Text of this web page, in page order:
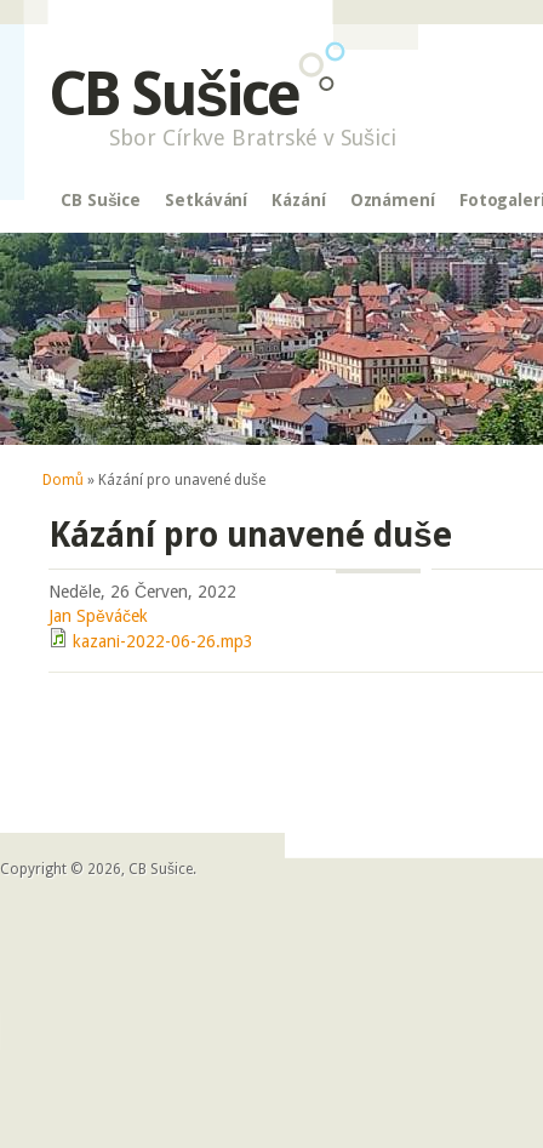
CB Sušice
Sbor Církve Bratrské v Sušici
CB Sušice Setkávání Kázání Oznámení
Jste zde
Domů » Kázání pro unavené duše
Kázání pro unavené duše
Neděle, 26 Červen, 2022
Jan Spěváček
kazani-2022-06-26.mp3
Copyright © 2026, CB Sušice.